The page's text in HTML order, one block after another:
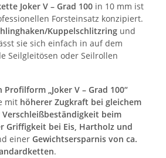
Joker V – Grad 100 in 10 mm ist
Forsteinsatz konzipiert.
Kuppelschlitzring und
sie sich einfach in auf dem
Seilgleitösen oder Seilrollen
Profilform „Joker V – Grad 100“
mit höherer Zugkraft bei gleichem
beim
Griffigkeit bei Eis, Hartholz und
einer Gewichtsersparnis von ca.
.